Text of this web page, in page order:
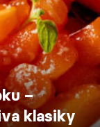
–
klasiky